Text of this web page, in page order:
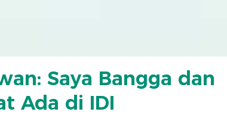
Saya Bangga dan
Ada di IDI